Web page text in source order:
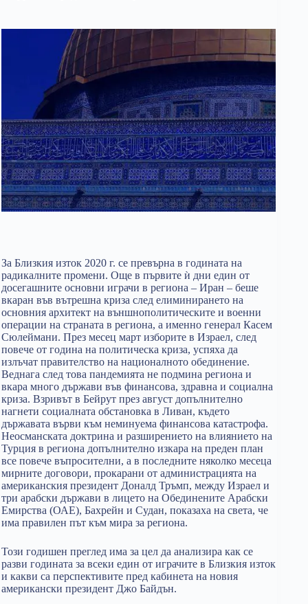
За Близкия изток 2020 г. се превърна в годината на
радикалните промени. Още в първите ѝ дни един от
досегашните основни играчи в региона – Иран – беше
вкаран във вътрешна криза след елиминирането на
основния архитект на външнополитическите и военни
операции на страната в региона, а именно генерал Касем
Сюлеймани. През месец март изборите в Израел, след
повече от година на политическа криза, успяха да
излъчат правителство на националното обединение.
Веднага след това пандемията не подмина региона и
вкара много държави във финансова, здравна и социална
криза. Взривът в Бейрут през август допълнително
нагнети социалната обстановка в Ливан, където
държавата върви към неминуема финансова катастрофа.
Неосманската доктрина и разширението на влиянието на
Турция в региона допълнително изкара на преден план
все повече въпросителни, а в последните няколко месеца
мирните договори, прокарани от администрацията на
американския президент Доналд Тръмп, между Израел и
три арабски държави в лицето на Обединените Арабски
Емирства (ОАЕ), Бахрейн и Судан, показаха на света, че
има правилен път към мира за региона.
Този годишен преглед има за цел да анализира как се
разви годината за всеки един от играчите в Близкия изток
и какви са перспективите пред кабинета на новия
американски президент Джо Байдън.